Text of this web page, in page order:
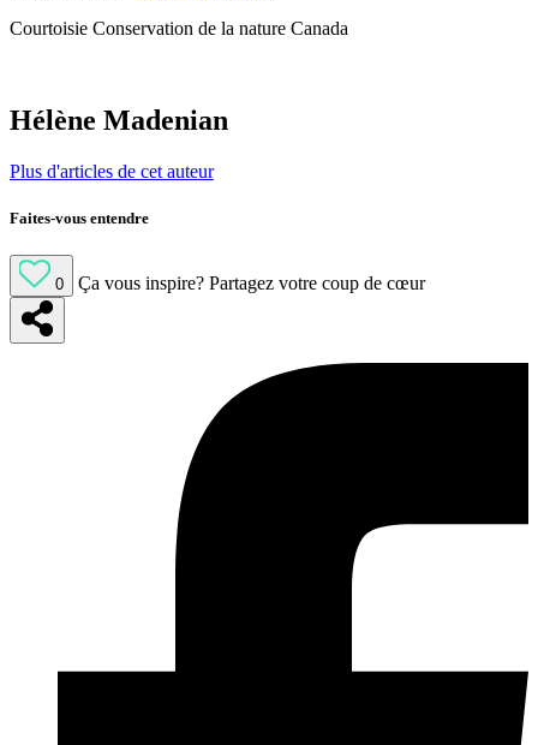
Courtoisie Conservation de la nature Canada
Hélène Madenian
Plus d'articles de cet auteur
Faites-vous entendre
0 Ça vous inspire? Partagez votre coup de cœur